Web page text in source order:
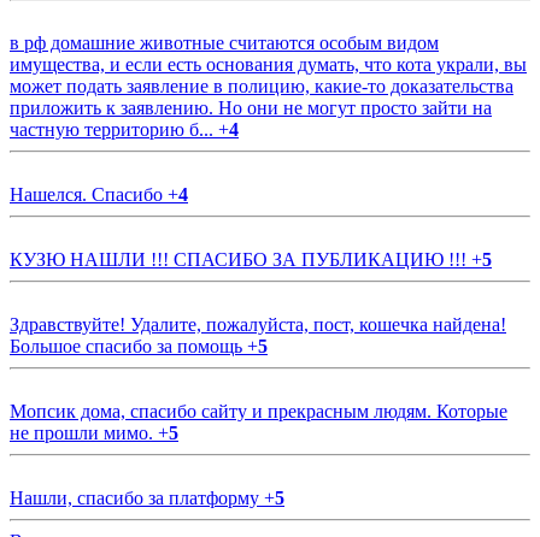
в рф домашние животные считаются особым видом
имущества, и если есть основания думать, что кота украли, вы
может подать заявление в полицию, какие-то доказательства
приложить к заявлению. Но они не могут просто зайти на
частную территорию б... +4
Нашелся. Спасибо +4
КУЗЮ НАШЛИ !!! СПАСИБО ЗА ПУБЛИКАЦИЮ !!! +5
Здравствуйте! Удалите, пожалуйста, пост, кошечка найдена!
Большое спасибо за помощь +5
Мопсик дома, спасибо сайту и прекрасным людям. Которые
не прошли мимо. +5
Нашли, спасибо за платформу +5